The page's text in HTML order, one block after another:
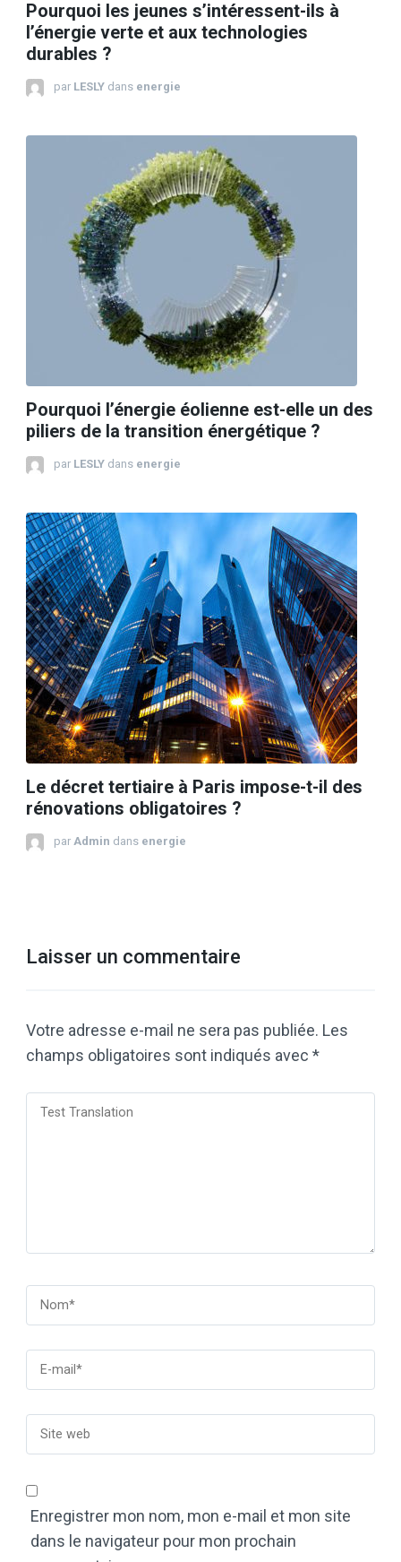
Pourquoi les jeunes s’intéressent-ils à
l’énergie verte et aux technologies
durables ?
par LESLY dans energie
Pourquoi l’énergie éolienne est-elle un des
piliers de la transition énergétique ?
par LESLY dans energie
Le décret tertiaire à Paris impose-t-il des
rénovations obligatoires ?
par Admin dans energie
Laisser un commentaire
Votre adresse e-mail ne sera pas publiée. Les
champs obligatoires sont indiqués avec *
Enregistrer mon nom, mon e-mail et mon site
dans le navigateur pour mon prochain